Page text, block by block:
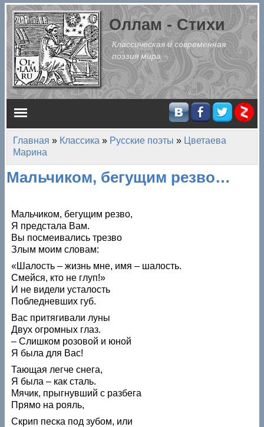
Перейти к основному содержанию
Оллам - Стихи
Классическая и современная
поэзия мира
Главное меню
Вы здесь
Главная » Классика » Русские поэты » Цветаева
Марина
Мальчиком, бегущим резво…
Мальчиком, бегущим резво,
Я предстала Вам.
Вы посмеивались трезво
Злым моим словам:
«Шалость – жизнь мне, имя – шалость.
Смейся, кто не глуп!»
И не видели усталость
Побледневших губ.
Вас притягивали луны
Двух огромных глаз.
– Слишком розовой и юной
Я была для Вас!
Тающая легче снега,
Я была – как сталь.
Мячик, прыгнувший с разбега
Прямо на рояль,
Скрип песка под зубом, или